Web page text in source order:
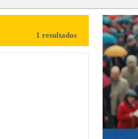
1 resultados